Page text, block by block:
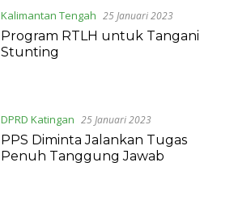
Kalimantan Tengah 25 Januari 2023
Program RTLH untuk Tangani
Stunting
DPRD Katingan 25 Januari 2023
PPS Diminta Jalankan Tugas
Penuh Tanggung Jawab